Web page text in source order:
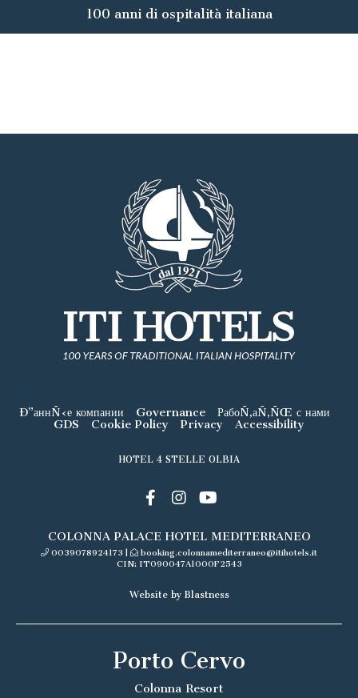
100 anni di ospitalità italiana
Ð”аннÑ‹е компании Governance
РабоÑ‚аÑ‚ÑŒ с нами
GDS
Cookie Policy Privacy Accessibility
HOTEL 4 STELLE OLBIA
COLONNA PALACE HOTEL MEDITERRANEO
0039078924173 |
booking.colonnamediterraneo@itihotels.it
CIN: IT090047A1000F2543
Website by Blastness
Porto Cervo
Colonna Resort